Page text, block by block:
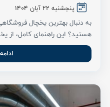
پنجشنبه ۲۲ آبان ۱۴۰۴
به دنبال بهترین یخچال
هستید؟ این راهنمای کامل، از